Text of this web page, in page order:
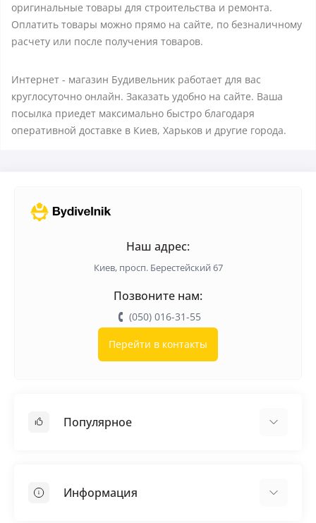
оригинальные товары для строительства и ремонта.
Оплатить товары можно прямо на сайте, по безналичному
расчету или после получения товаров.
Интернет - магазин Будивельник работает для вас
круглосуточно онлайн. Заказать удобно на сайте. Ваша
посылка приедет максимально быстро благодаря
оперативной доставке в Киев, Харьков и другие города.
Наш адрес:
Киев, просп. Берестейский 67
Позвоните нам:
(050) 016-31-55
Перейти в контакты
Популярное
Самовыравнивающая смесь
Информация